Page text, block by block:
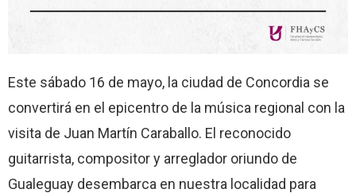
Este sábado 16 de mayo, la ciudad de Concordia se
convertirá en el epicentro de la música regional con la
visita de Juan Martín Caraballo. El reconocido
guitarrista, compositor y arreglador oriundo de
Gualeguay desembarca en nuestra localidad para